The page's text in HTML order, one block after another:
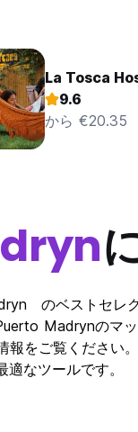
La Tosca
9.6
から €20.35
のベストセレ
Madrynのマ
報をご覧くださ
なツールです。